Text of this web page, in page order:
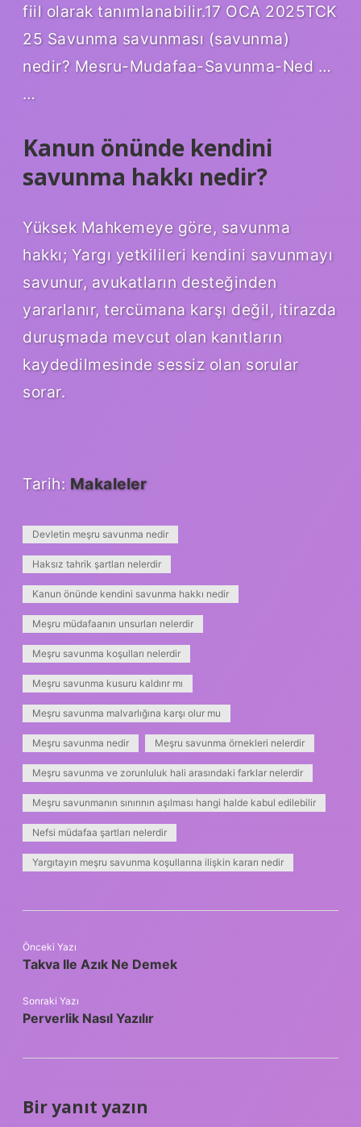
fiil olarak tanımlanabilir.17 OCA 2025TCK
25 Savunma savunması (savunma)
nedir? Mesru-Mudafaa-Savunma-Ned …
…
Kanun önünde kendini
savunma hakkı nedir?
Yüksek Mahkemeye göre, savunma
hakkı; Yargı yetkilileri kendini savunmayı
savunur, avukatların desteğinden
yararlanır, tercümana karşı değil, itirazda
duruşmada mevcut olan kanıtların
kaydedilmesinde sessiz olan sorular
sorar.
Tarih: Makaleler
Devletin meşru savunma nedir
Haksız tahrik şartları nelerdir
Kanun önünde kendini savunma hakkı nedir
Meşru müdafaanın unsurları nelerdir
Meşru savunma koşulları nelerdir
Meşru savunma kusuru kaldırır mı
Meşru savunma malvarlığına karşı olur mu
Meşru savunma nedir Meşru savunma örnekleri nelerdir
Meşru savunma ve zorunluluk hali arasındaki farklar nelerdir
Meşru savunmanın sınırının aşılması hangi halde kabul edilebilir
Nefsi müdafaa şartları nelerdir
Yargıtayın meşru savunma koşullarına ilişkin kararı nedir
Önceki Yazı
Takva Ile Azık Ne Demek
Sonraki Yazı
Perverlik Nasıl Yazılır
Bir yanıt yazın